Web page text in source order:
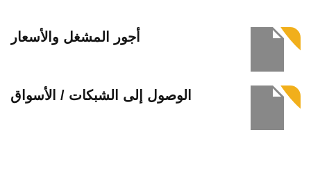
أجور المشغل والأسعار
الوصول إلى الشبكات / الأسواق